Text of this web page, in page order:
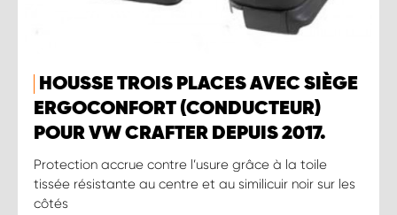
HOUSSE TROIS PLACES AVEC SIÈGE
ERGOCONFORT (CONDUCTEUR)
POUR VW CRAFTER DEPUIS 2017.
Protection accrue contre l’usure grâce à la toile
tissée résistante au centre et au similicuir noir sur les
côtés